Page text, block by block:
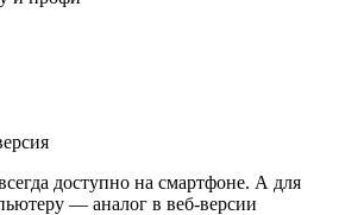
доступно на смартфоне. А для
— аналог в веб-версии